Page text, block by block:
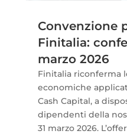
Convenzione
Finitalia:
marzo 2026
Finitalia riconferma
economiche
Cash Capital, a
dipendenti della
31 marzo 2026.